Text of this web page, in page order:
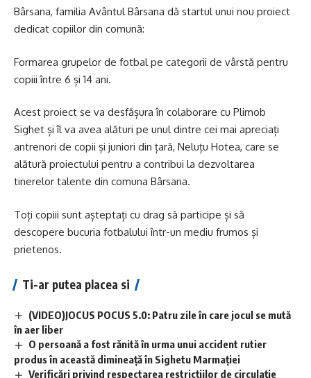
Bârsana, familia Avântul Bârsana dă startul unui nou proiect
dedicat copiilor din comună:
Formarea grupelor de fotbal pe categorii de vârstă pentru
copiii între 6 și 14 ani.
Acest proiect se va desfășura în colaborare cu Plimob
Sighet și îl va avea alături pe unul dintre cei mai apreciați
antrenori de copii și juniori din țară, Neluțu Hotea, care se
alătură proiectului pentru a contribui la dezvoltarea
tinerelor talente din comuna Bârsana.
Toți copiii sunt așteptați cu drag să participe și să
descopere bucuria fotbalului într-un mediu frumos și
prietenos.
Ti-ar putea placea si
(VIDEO)JOCUS POCUS 5.0: Patru zile în care jocul se mută
în aer liber
O persoană a fost rănită în urma unui accident rutier
produs în această dimineață în Sighetu Marmației
Verificări privind respectarea restricțiilor de circulație